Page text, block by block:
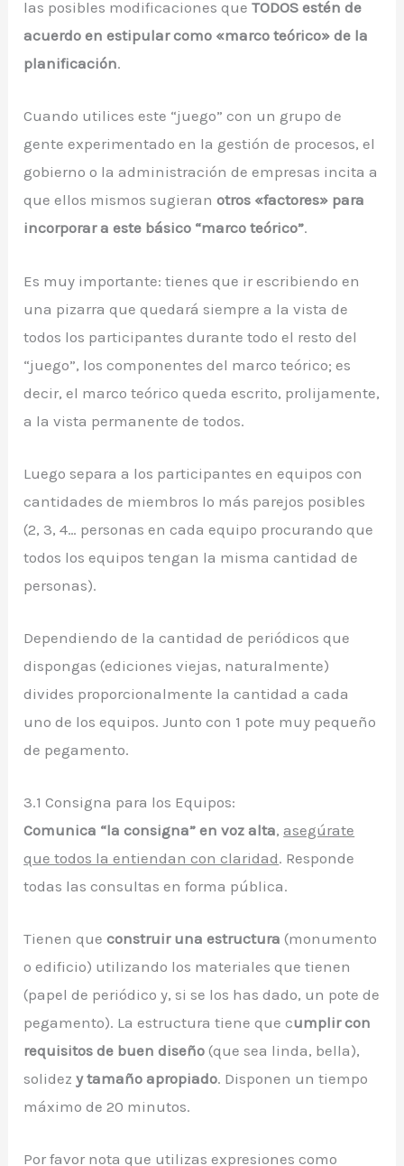
las posibles modificaciones queTODOS estén de
acuerdo en estipular como «marco teórico» de la
planificación.
Cuando utilices este “juego” con un grupo de
gente experimentado en la gestión de procesos, el
gobierno o la administración de empresas incita a
que ellos mismos sugieranotros «factores» para
incorporar a este básico “marco teórico”.
Es muy importante: tienes que ir escribiendo en
una pizarra que quedará siempre a la vista de
todos los participantes durante todo el resto del
“juego”, los componentes del marco teórico; es
decir, el marco teórico queda escrito, prolijamente,
a la vista permanente de todos.
Luego separa a los participantes en equipos con
cantidades de miembros lo más parejos posibles
(2, 3, 4… personas en cada equipo procurando que
todos los equipos tengan la misma cantidad de
personas).
Dependiendo de la cantidad de periódicos que
dispongas (ediciones viejas, naturalmente)
divides proporcionalmente la cantidad a cada
uno de los equipos. Junto con 1 pote muy pequeño
de pegamento.
3.1 Consigna para los Equipos:
Comunica “la consigna” en voz alta,asegúrate
que todos la entiendan con claridad. Responde
todas las consultas en forma pública.
Tienen queconstruir una estructura (monumento
o edificio) utilizando los materiales que tienen
(papel de periódico y, si se los has dado, un pote de
pegamento). La estructura tiene que cumplir con
requisitos de buen diseño (que sea linda, bella),
solidezy tamaño apropiado. Disponen un tiempo
máximo de 20 minutos.
Por favor nota que utilizas expresiones como